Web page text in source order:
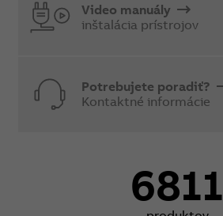
Video manuály
inštalácia prístrojov
Potrebujete poradiť?
Kontaktné informácie
6811